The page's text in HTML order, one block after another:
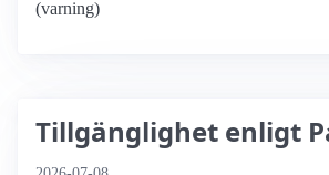
(varning)
Tillgänglighet enligt